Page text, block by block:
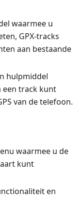
waarmee u
GPX-tracks
aan bestaande
hulpmiddel
een track kunt
van de telefoon.
waarmee u de
kunt
en